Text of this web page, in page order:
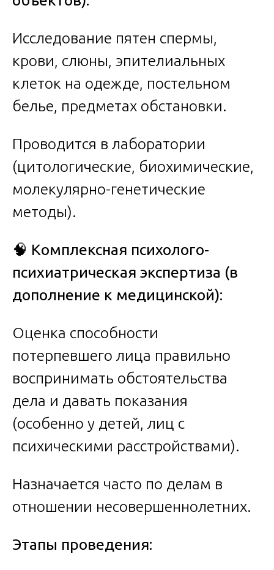
Исследование пятен спермы,
крови, слюны, эпителиальных
клеток на одежде, постельном
белье, предметах обстановки.
Проводится в лаборатории
(цитологические, биохимические,
молекулярно-генетические
методы).
🧠 Комплексная психолого-
психиатрическая экспертиза (в
дополнение к медицинской):
Оценка способности
потерпевшего лица правильно
воспринимать обстоятельства
дела и давать показания
(особенно у детей, лиц с
психическими расстройствами).
Назначается часто по делам в
отношении несовершеннолетних.
Этапы проведения: